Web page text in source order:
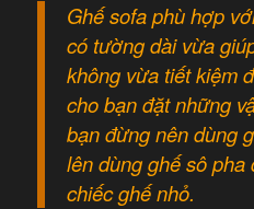
Ghế sofa phù hợp
có tường dài vừa
không vừa tiết kiệm
cho bạn đặt những
bạn đừng nên dùng
lên dùng ghế sô
chiếc ghế nhỏ.